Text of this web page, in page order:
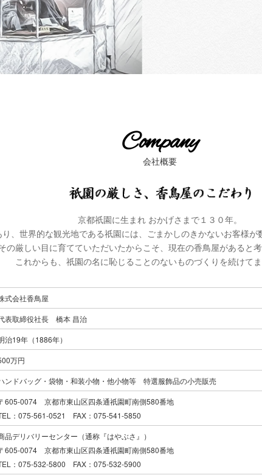
Company
会社概要
京都祇園に生まれ おかげさまで１３０年。
、世界的な観光地である祇園には、ごまかしのきかないお客様が
の厳しい目に育てていただいたからこそ、現在の香鳥屋があると考
これからも、祇園の名に恥じることのないものづくりを続けてま
式会社香鳥屋
表取締役社長 橋本 昌治
治19年（1886年）
万円
ンドバッグ・袋物・和装小物・他小物等 特選服飾品の小売販売
605-0074 京都市東山区四条通祇園町南側580番地
：075-561-0521 FAX：075-541-5850
品デリバリーセンター（通称『はやぶさ』）
605-0074 京都市東山区四条通祇園町南側580番地
：075-532-5800 FAX：075-532-5900